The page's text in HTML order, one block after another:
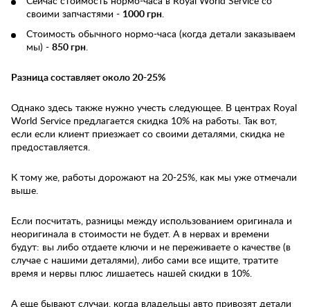
своими запчастями - 1000 грн.
Стоимость обычного нормо-часа (когда детали заказываем
мы) - 850 грн.
Разница составляет около 20-25%
Однако здесь также нужно учесть следующее. В центрах Royal
World Service предлагается скидка 10% на работы. Так вот,
если если клиент приезжает со своими деталями, скидка не
предоставляется.
К тому же, работы дорожают на 20-25%, как мы уже отмечали
выше.
Если посчитать, разницы между использованием оригинала и
неоригинала в стоимости не будет. А в нервах и времени
будут: вы либо отдаете ключи и не переживаете о качестве (в
случае с нашими деталями), либо сами все ищите, тратите
время и нервы плюс лишаетесь нашей скидки в 10%.
А еще бывают случаи, когда владельцы авто привозят детали